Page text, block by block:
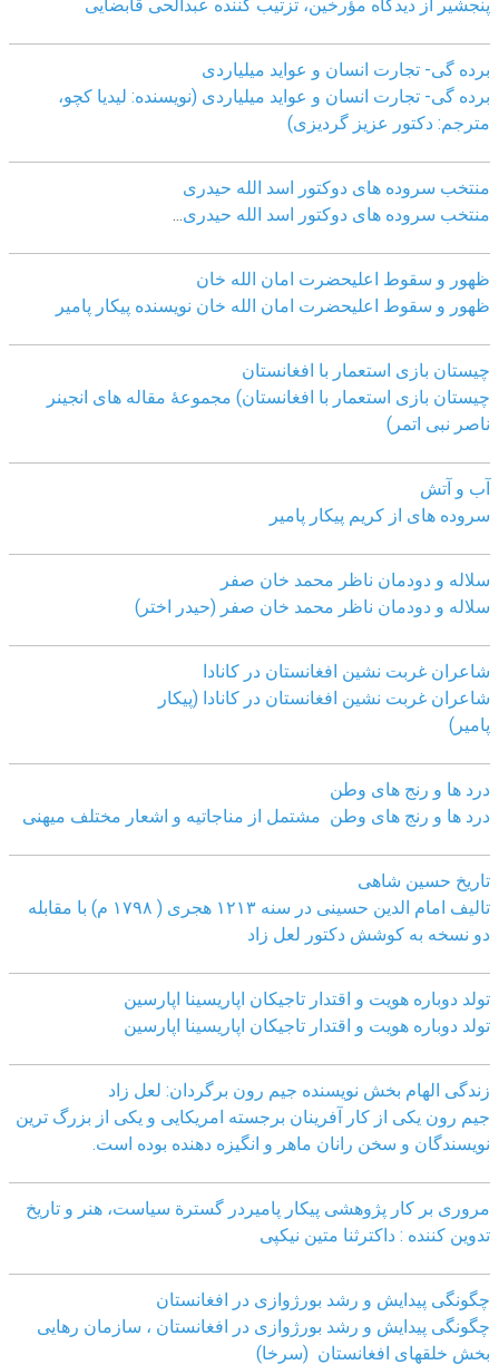
پنجشیر از دیدگاه مؤرخین، تزتیب کننده عبدالحی قابضايی
برده گی- تجارت انسان و عواید میلیاردی
برده گی- تجارت انسان و عواید میلیاردی (نویسنده: لیدیا کچو،
مترجم: دکتور عزیز گردیزی)
منتخب سروده های دوکتور اسد الله حیدری
منتخب سروده های دوکتور اسد الله حیدری
ظهور و سقوط اعلیحضرت امان الله خان
ظهور و سقوط اعلیحضرت امان الله خان نویسنده پیکار پامیر
چیستان بازی استعمار با افغانستان
چیستان بازی استعمار با افغانستان) مجموعۀ مقاله های انجینر
ناصر نبی اتمر)
آب و آتش
سروده های از کریم پیکار پامیر
سلاله و دودمان ناظر محمد خان صفر
سلاله و دودمان ناظر محمد خان صفر (حیدر اختر)
شاعران غربت نشین افغانستان در کانادا
شاعران غربت نشین افغانستان در کانادا (پیکار
پامیر)
درد ها و رنج های وطن
درد ها و رنج های وطن مشتمل از مناجاتیه و اشعار مختلف میهنی
تاریخ حسین شاهی
تالیف امام الدین حسینی در سنه ۱۲۱۳ هجری ( ۱۷۹۸ م) با مقابله
دو نسخه به کوشش دکتور لعل زاد
تولد دوباره هویت و اقتدار تاجیکان اپاریسینا اپارسین
تولد دوباره هویت و اقتدار تاجیکان اپاریسینا اپارسین
زندگی الهام بخش نویسنده جیم رون برگردان: لعل زاد
جیم رون یکی از کار آفرینان برجسته امریکایی و یکی از بزرگ ترین
نویسندگان و سخن رانان ماهر و انگیزه دهنده بوده است.
مروری بر کار پژوهشی پیکار پامیردر گسترة سیاست، هنر و تاریخ
تدوین کننده : داکترثنا متین نیکپی
چگونگی پیدایش و رشد بورژوازی در افغانستان
چگونگی پیدایش و رشد بورژوازی در افغانستان ، سازمان رهایی
بخش خلقهای افغانستان (سرخا)